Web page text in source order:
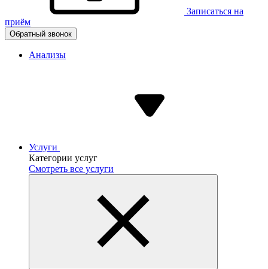
Записаться на
приём
Обратный звонок
Анализы
Услуги
Категории услуг
Смотреть все услуги